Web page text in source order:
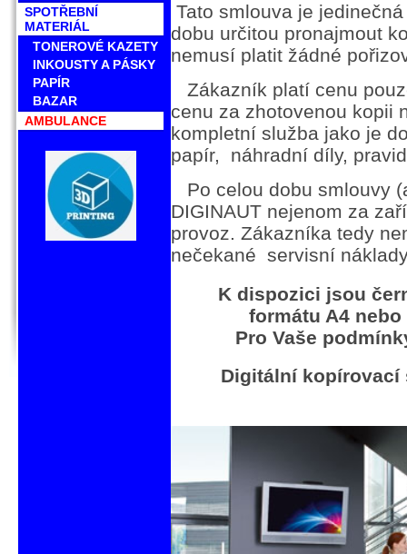
SPOTŘEBNÍ
MATERIÁL
TONEROVÉ KAZETY
INKOUSTY A PÁSKY
PAPÍR
BAZAR
AMBULANCE
Tato smlouva je
dobu určitou pronajmout
nemusí platit žádné
Zákazník platí cenu
cenu za zhotovenou kopii
kompletní služba jako je
papír, náhradní díly,
Po celou dobu smlouvy
DIGINAUT nejenom za
provoz. Zákazníka tedy
nečekané servisní
K dispozici jsou
formátu A4
Pro Vaše
Digitální